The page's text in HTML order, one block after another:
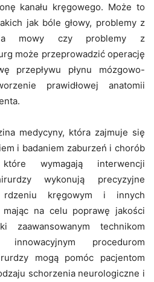
kanału kręgowego. Może to
jak bóle głowy, problemy z
mowy czy problemy z
może przeprowadzić operację
przepływu płynu mózgowo-
prawidłowej anatomii
medycyny, która zajmuje się
i badaniem zaburzeń i chorób
wymagają interwencji
wykonują precyzyjne
kręgowym i innych
na celu poprawę jakości
zaawansowanym technikom
innowacyjnym procedurom
mogą pomóc pacjentom
schorzenia neurologiczne i